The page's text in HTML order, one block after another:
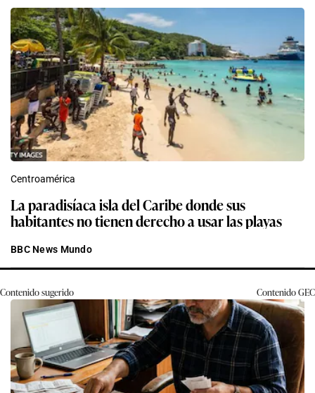
Centroamérica
La paradisíaca isla del Caribe donde sus
habitantes no tienen derecho a usar las playas
BBC News Mundo
Contenido sugerido ContenidoGEC